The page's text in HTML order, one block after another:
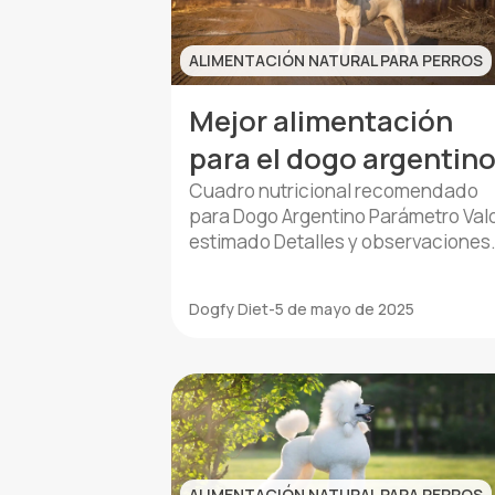
veces al día Mantiene niveles de […]
ALIMENTACIÓN NATURAL PARA PERROS
Mejor alimentación
para el dogo argentino
Cuadro nutricional recomendado
para Dogo Argentino Parámetro
estimado Detalles y observaciones
física Requerimiento calórico diario
actividad, edad y estado
Frecuencia de comidas 2 tomas
diarias Evitar una única comida para
prevenir torsiones de estómago […]
Dogfy Diet-5 de mayo de 2025